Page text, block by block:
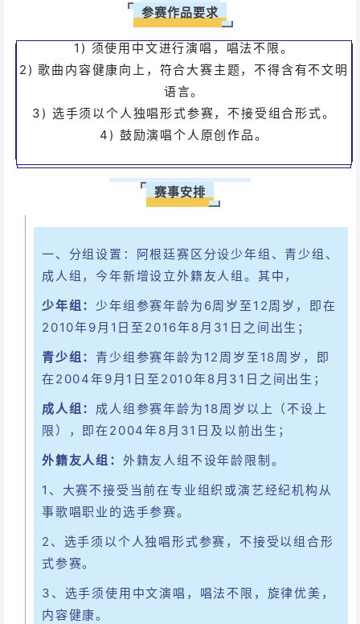
参赛作品要求
1) 须使用中文进行演唱，唱法不限。
2) 歌曲内容健康向上，符合大赛主题，不得含有不文明
语言。
3) 选手须以个人独唱形式参赛，不接受组合形式。
4) 鼓励演唱个人原创作品。
固定布局
工具条上设置固定宽高
可以完美对齐背景图和文字
以及制作自己的模板
赛事安排
一、分组设置：阿根廷赛区分设少年组、青少组、
成人组，今年新增设立外籍友人组。其中，
少年组： 少年组参赛年龄为6周岁至12周岁，即在
2010年9月1日至2016年8月31日之间出生；
青少组： 青少组参赛年龄为12周岁至18周岁，即
在2004年9月1日至2010年8月31日之间出生；
成人组： 成人组参赛年龄为18周岁以上（不设上
限），即在2004年8月31日及以前出生；
外籍友人组： 外籍友人组不设年龄限制。
1、大赛不接受当前在专业组织或演艺经纪机构从
事歌唱职业的选手参赛。
2、选手须以个人独唱形式参赛，不接受以组合形
式参赛。
3、选手须使用中文演唱，唱法不限，旋律优美，
内容健康。